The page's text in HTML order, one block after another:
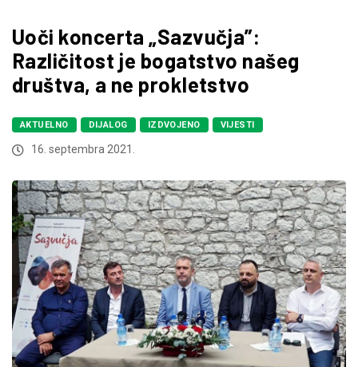
Uoči koncerta „Sazvučja”:
Različitost je bogatstvo našeg
društva, a ne prokletstvo
AKTUELNO DIJALOG IZDVOJENO VIJESTI
16. septembra 2021.